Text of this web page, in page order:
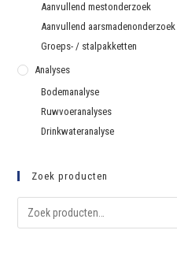
Aanvullend mestonderzoek
Aanvullend aarsmadenonderzoek
Groeps- / stalpakketten
Analyses
Bodemanalyse
Ruwvoeranalyses
Drinkwateranalyse
Zoek producten